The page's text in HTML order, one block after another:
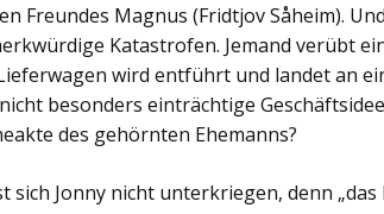
Freundes Magnus (Fridtjov Såheim).
Katastrofen. Jemand verübt
wird entführt und landet an
besonders einträchtige
des gehörnten Ehemanns?
sich Jonny nicht unterkriegen, denn